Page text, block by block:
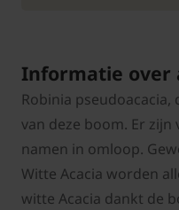
Informatie over
Robinia
van deze boom. Er
namen in omloop.
Witte Acacia worden
witte Acacia dankt de